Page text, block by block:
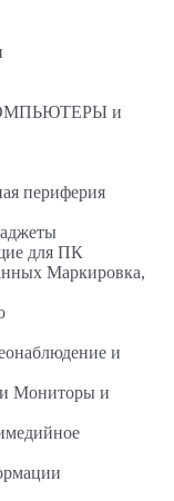
и
периферия
для ПК
Маркировка,
и
Мониторы и